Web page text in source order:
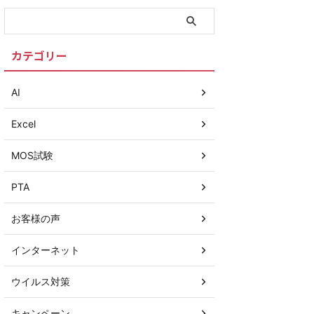
カテゴリー
AI
Excel
MOS試験
PTA
お客様の声
インターネット
ウイルス対策